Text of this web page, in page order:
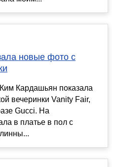
новые фото с
Кардашьян показала
вечеринки Vanity Fair,
Gucci. На
в платье в пол с